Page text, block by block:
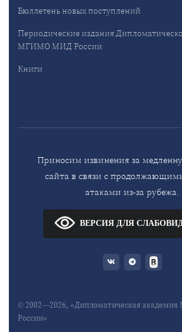
Бюллетень новых поступлений
Периодические издания
МГИМО МИД России
Книги
Приносим извинения за
сайта в связи с
атаками из-за рубежа.
ВЕРСИЯ ДЛЯ
© 2002—2026, «Дипломатическая
России»